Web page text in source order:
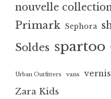
nouvelle
Primark Sephora
Soldes spartoo
Urban Outfitters vans vernis
Zara Kids